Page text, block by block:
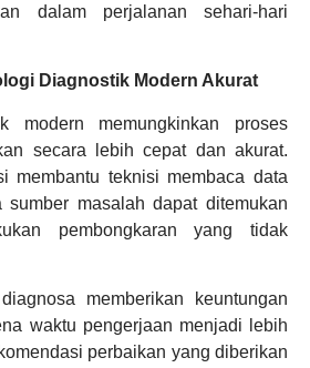
dalam perjalanan sehari-hari
Diagnostik Modern Akurat
modern memungkinkan proses
secara lebih cepat dan akurat.
membantu teknisi membaca data
sumber masalah dapat ditemukan
pembongkaran yang tidak
memberikan keuntungan
waktu pengerjaan menjadi lebih
perbaikan yang diberikan